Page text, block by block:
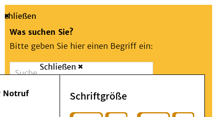
Suche
Schließen
Was suchen Sie?
Bitte geben Sie hier einen Begriff ein:
Suchen
Notfall
Schließen
Notruf Schriftgröße
Menü